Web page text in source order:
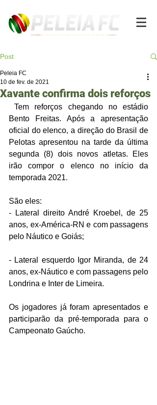
Post
Xavante confirma dois reforços
Peleia FC
10 de fev. de 2021
Tem reforços chegando no estádio
Bento Freitas. Após a apresentação
oficial do elenco, a direção do Brasil de
Pelotas apresentou na tarde da última
segunda (8) dois novos atletas. Eles
irão compor o elenco no início da
temporada 2021.
São eles:
- Lateral direito André Kroebel, de 25
anos, ex-América-RN e com passagens
pelo Náutico e Goiás;
- Lateral esquerdo Igor Miranda, de 24
anos, ex-Náutico e com passagens pelo
Londrina e Inter de Limeira.
Os jogadores já foram apresentados e
participarão da pré-temporada para o
Campeonato Gaúcho.